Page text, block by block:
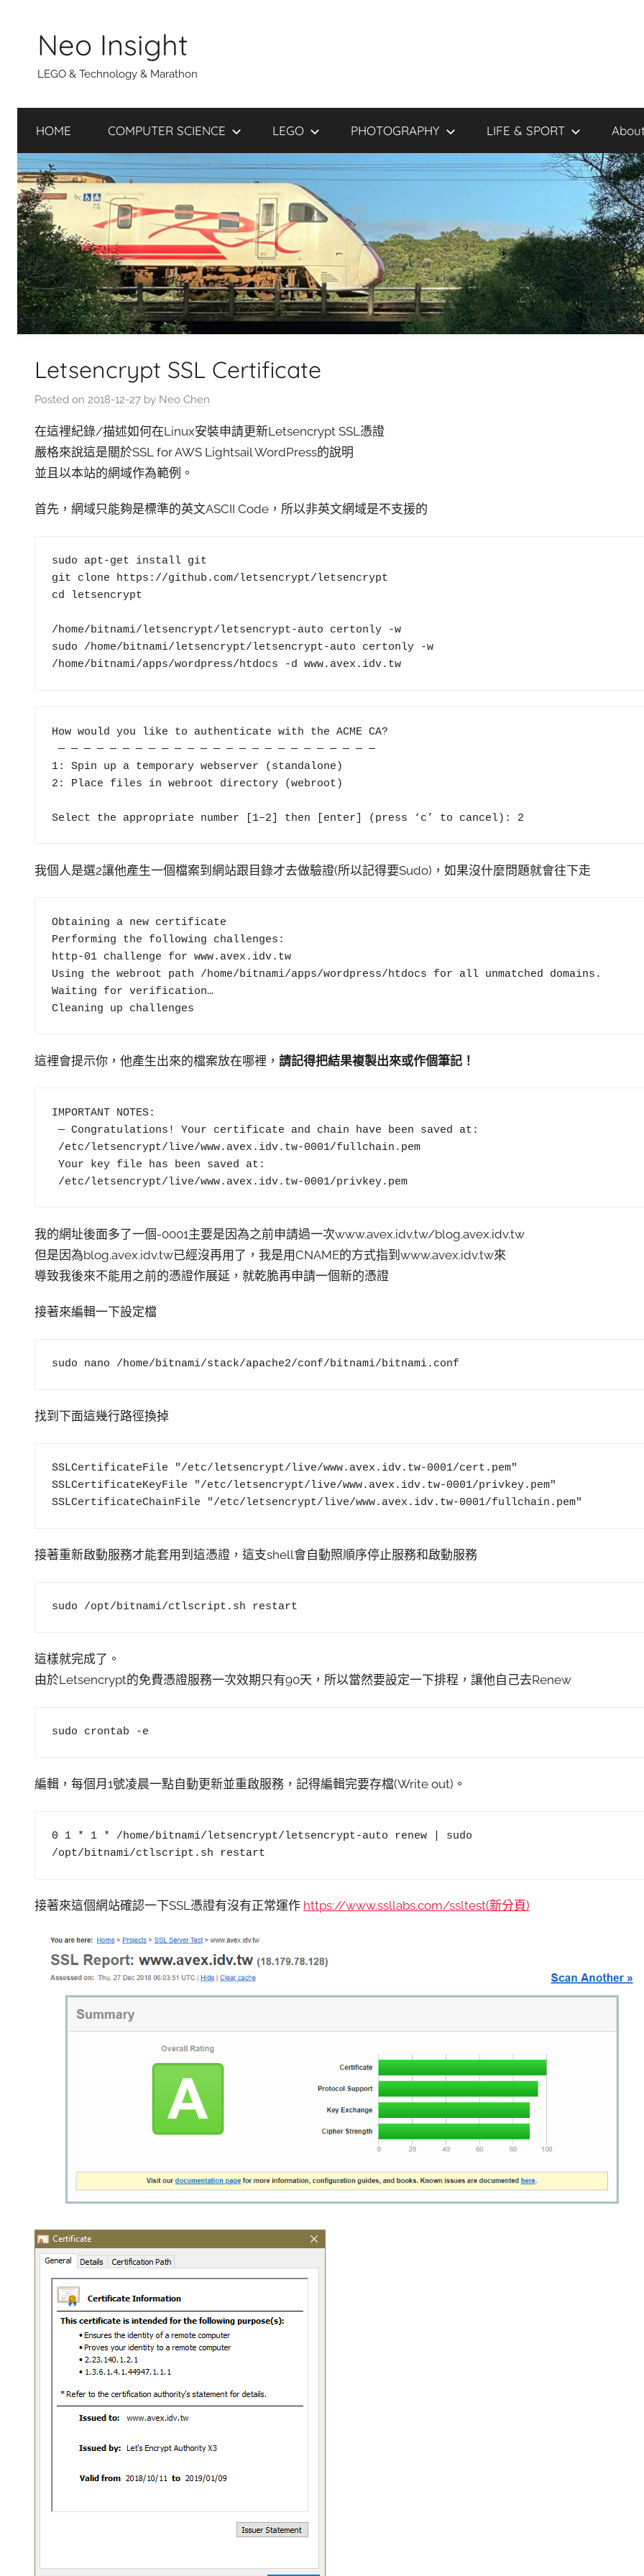
content
Neo Insight
LEGO & Technology & Marathon
HOME COMPUTER SCIENCE LEGO PHOTOGRAPHY LIFE & SPORT
Letsencrypt SSL Certificate
Posted on 2018-12-27 by Neo Chen
在這裡紀錄/描述如何在Linux安裝申請更新Letsencrypt SSL憑證
嚴格來說這是關於SSL for AWS Lightsail WordPress的說明
並且以本站的網域作為範例。
首先，網域只能夠是標準的英文ASCII Code，所以非英文網域是不支援的
sudo apt-get install git
git clone https://github.com/letsencrypt/letsencrypt
cd letsencrypt
/home/bitnami/letsencrypt/letsencrypt-auto certonly -w
sudo /home/bitnami/letsencrypt/letsencrypt-auto certonly -w
/home/bitnami/apps/wordpress/htdocs -d www.avex.idv.tw
How would you like to authenticate with the ACME CA?
1: Spin up a temporary webserver (standalone)
2: Place files in webroot directory (webroot)
Select the appropriate number [1–2] then [enter] (press ‘c’ to cancel): 2
我個人是選2讓他產生一個檔案到網站跟目錄才去做驗證(所以記得要Sudo)，如果沒什麼問題就會往下走
Obtaining a new certificate
Performing the following challenges:
http-01 challenge for www.avex.idv.tw
Using the webroot path /home/bitnami/apps/wordpress/htdocs for all unmatched domains.
Waiting for verification…
Cleaning up challenges
這裡會提示你，他產生出來的檔案放在哪裡， 請記得把結果複製出來或作個筆記！
IMPORTANT NOTES:
/etc/letsencrypt/live/www.avex.idv.tw-0001/privkey.pem
我的網址後面多了一個-0001主要是因為之前申請過一次www.avex.idv.tw/blog.avex.idv.tw
但是因為blog.avex.idv.tw已經沒再用了，我是用CNAME的方式指到www.avex.idv.tw來
導致我後來不能用之前的憑證作展延，就乾脆再申請一個新的憑證
接著來編輯一下設定檔
sudo nano /home/bitnami/stack/apache2/conf/bitnami/bitnami.conf
找到下面這幾行路徑換掉
SSLCertificateFile "/etc/letsencrypt/live/www.avex.idv.tw-0001/cert.pem"
SSLCertificateKeyFile "/etc/letsencrypt/live/www.avex.idv.tw-0001/privkey.pem"
SSLCertificateChainFile "/etc/letsencrypt/live/www.avex.idv.tw-0001/fullchain.pem"
接著重新啟動服務才能套用到這憑證，這支shell會自動照順序停止服務和啟動服務
sudo /opt/bitnami/ctlscript.sh restart
這樣就完成了。
由於Letsencrypt的免費憑證服務一次效期只有90天，所以當然要設定一下排程，讓他自己去Renew
sudo crontab -e
編輯，每個月1號凌晨一點自動更新並重啟服務，記得編輯完要存檔(Write out)。
0 1 * 1 * /home/bitnami/letsencrypt/letsencrypt-auto renew | sudo
/opt/bitnami/ctlscript.sh restart
接著來這個網站確認一下SSL憑證有沒有正常運作 https://www.ssllabs.com/ssltest(新分頁)